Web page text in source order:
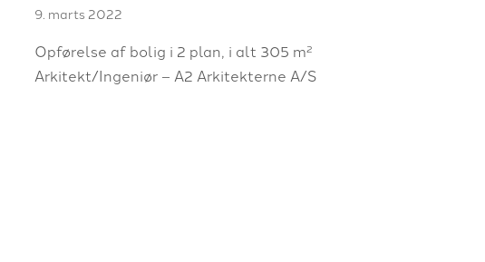
9. marts 2022
Opførelse af bolig i 2 plan, i alt 305 m²
Arkitekt/Ingeniør – A2 Arkitekterne A/S